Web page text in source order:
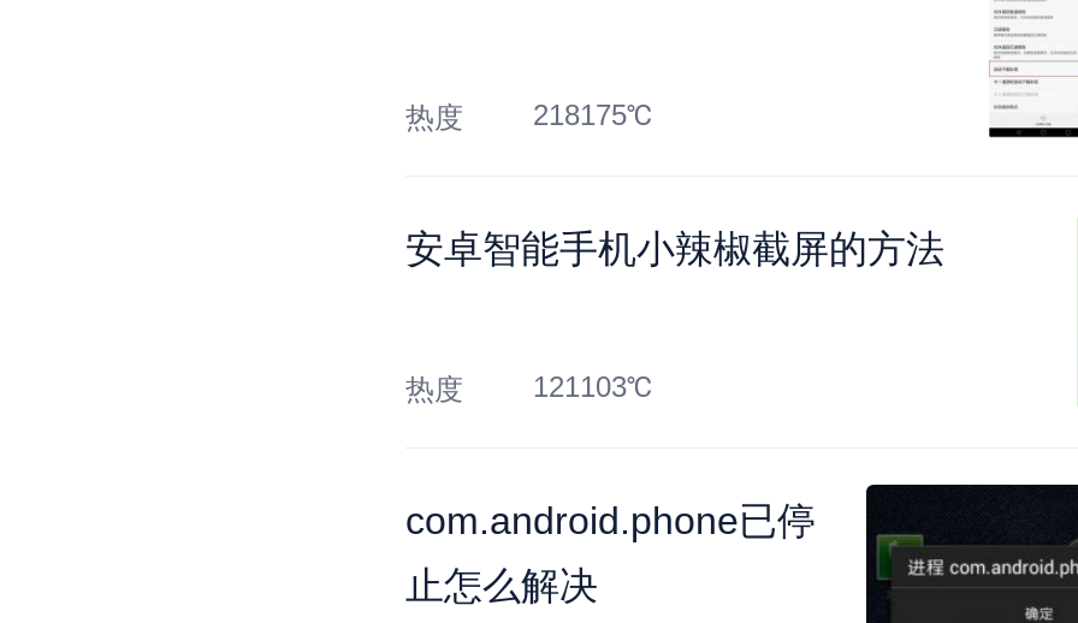
热度 218175℃
安卓智能手机小辣椒截屏的方法
热度 121103℃
com.android.phone已停
止怎么解决